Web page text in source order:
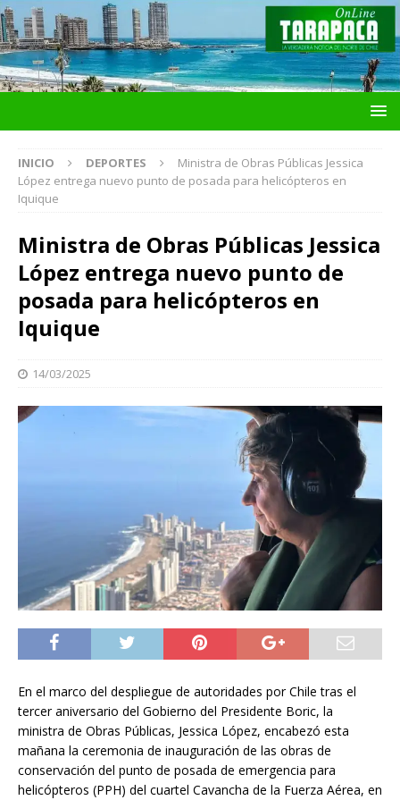
INICIO DEPORTES
Ministra de Obras Públicas Jessica
López entrega nuevo punto de posada para helicópteros en
Iquique
Ministra de Obras Públicas Jessica
López entrega nuevo punto de
posada para helicópteros en
Iquique
14/03/2025
En el marco del despliegue de autoridades por Chile tras el
tercer aniversario del Gobierno del Presidente Boric, la
ministra de Obras Públicas, Jessica López, encabezó esta
mañana la ceremonia de inauguración de las obras de
conservación del punto de posada de emergencia para
helicópteros (PPH) del cuartel Cavancha de la Fuerza Aérea, en